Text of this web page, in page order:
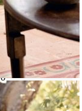
2014 16:43
да
изразяват
и